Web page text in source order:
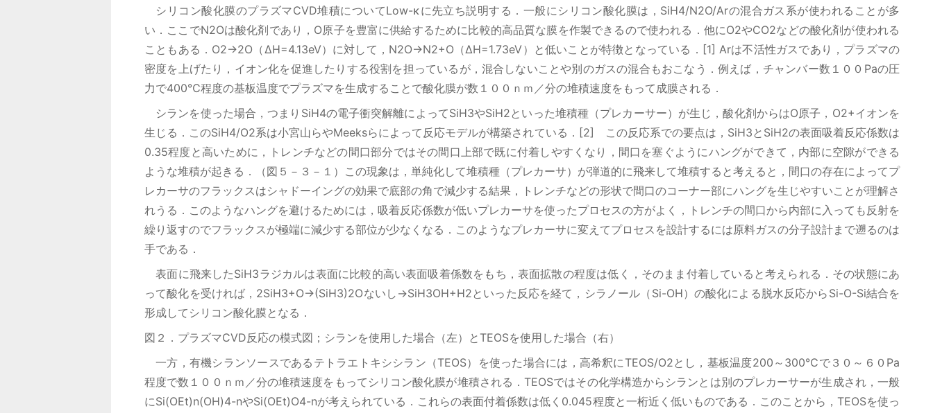
シリコン酸化膜のプラズマCVD堆積についてLow-κに先立ち説明する．一般にシリコン酸化膜は，SiH4/N2O/Arの混合ガス系が使われることが多
い．ここでN2Oは酸化剤であり，O原子を豊富に供給するために比較的高品質な膜を作製できるので使われる．他にO2やCO2などの酸化剤が使われる
こともある．O2→2O（ΔH=4.13eV）に対して，N2O→N2+O（ΔH=1.73eV）と低いことが特徴となっている．[1] Arは不活性ガスであり，プラズマの
密度を上げたり，イオン化を促進したりする役割を担っているが，混合しないことや別のガスの混合もおこなう．例えば，チャンバー数１００Paの圧
力で400℃程度の基板温度でプラズマを生成することで酸化膜が数１００ｎｍ／分の堆積速度をもって成膜される．
シランを使った場合，つまりSiH4の電子衝突解離によってSiH3やSiH2といった堆積種（プレカーサー）が生じ，酸化剤からはO原子，O2+イオンを
生じる．このSiH4/O2系は小宮山らやMeeksらによって反応モデルが構築されている．[2] この反応系での要点は，SiH3とSiH2の表面吸着反応係数は
0.35程度と高いために，トレンチなどの間口部分ではその間口上部で既に付着しやすくなり，間口を塞ぐようにハングができて，内部に空隙ができる
ような堆積が起きる．（図５－３－１）この現象は，単純化して堆積種（プレカーサ）が弾道的に飛来して堆積すると考えると，間口の存在によってプ
レカーサのフラックスはシャドーイングの効果で底部の角で減少する結果，トレンチなどの形状で間口のコーナー部にハングを生じやすいことが理解さ
れうる．このようなハングを避けるためには，吸着反応係数が低いプレカーサを使ったプロセスの方がよく，トレンチの間口から内部に入っても反射を
繰り返すのでフラックスが極端に減少する部位が少なくなる．このようなプレカーサに変えてプロセスを設計するには原料ガスの分子設計まで遡るのは
手である．
表面に飛来したSiH3ラジカルは表面に比較的高い表面吸着係数をもち，表面拡散の程度は低く，そのまま付着していると考えられる．その状態にあ
って酸化を受ければ，2SiH3+O→(SiH3)2Oないし→SiH3OH+H2といった反応を経て，シラノール（Si-OH）の酸化による脱水反応からSi-O-Si結合を
形成してシリコン酸化膜となる．
図２．プラズマCVD反応の模式図；シランを使用した場合（左）とTEOSを使用した場合（右）
一方，有機シランソースであるテトラエトキシシラン（TEOS）を使った場合には，高希釈にTEOS/O2とし，基板温度200～300℃で３０～６０Pa
程度で数１００ｎｍ／分の堆積速度をもってシリコン酸化膜が堆積される．TEOSではその化学構造からシランとは別のプレカーサーが生成され，一般
にSi(OEt)n(OH)4-nやSi(OEt)O4-nが考えられている．これらの表面付着係数は低く0.045程度と一桁近く低いものである．このことから，TEOSを使っ